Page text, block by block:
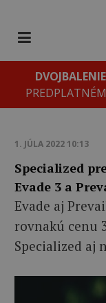
1. JÚLA 2022 10:13
Specialized
Evade 3 a
Evade aj
rovnakú cenu
Specialized aj